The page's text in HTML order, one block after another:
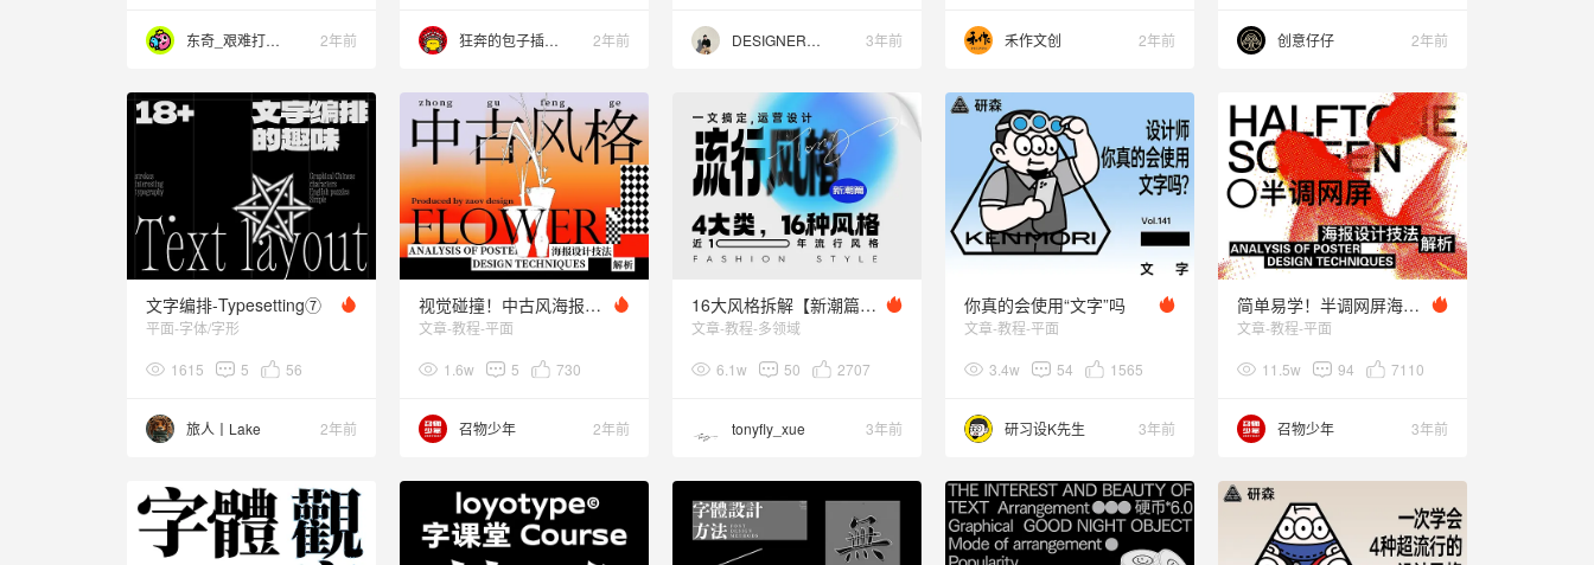
东奇_艰难打工版 2年前 狂奔的包子插画铺 2年前 DESIGNER阿剑 3年前 禾作文创 2年前 创意仔仔 2年前
文字编排-Typesetting⑦
平面-字体/字形
1615 5 56
旅人丨Lake 2年前
视觉碰撞！中古风海报技法
文章-教程-平面
1.6w 5 730
召物少年 2年前
16大风格拆解【新潮篇】，一文搞定近10年流行风格~
文章-教程-多领域
6.1w 50 2707
tonyfly_xue 3年前
你真的会使用“文字”吗
文章-教程-平面
3.4w 54 1565
研习设K先生 3年前
简单易学！半调网屏海报技法
文章-教程-平面
11.5w 94 7110
召物少年 3年前